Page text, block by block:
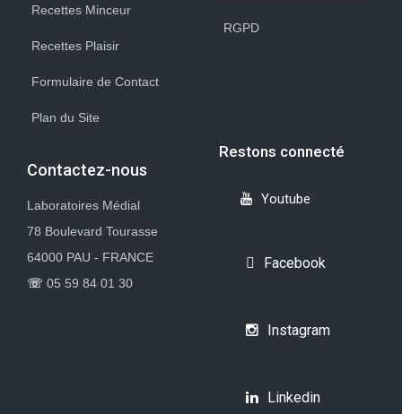
Recettes Minceur
Recettes Plaisir
Formulaire de Contact
Plan du Site
RGPD
Contactez-nous
Laboratoires Médial
78 Boulevard Tourasse
64000 PAU - FRANCE
☏ 05 59 84 01 30
Restons connecté
Youtube
Facebook
Instagram
Linkedin